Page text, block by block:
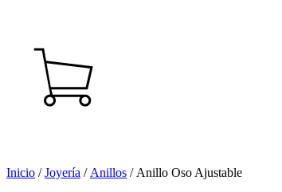
Inicio /Joyería / Anillos / Anillo Oso Ajustable